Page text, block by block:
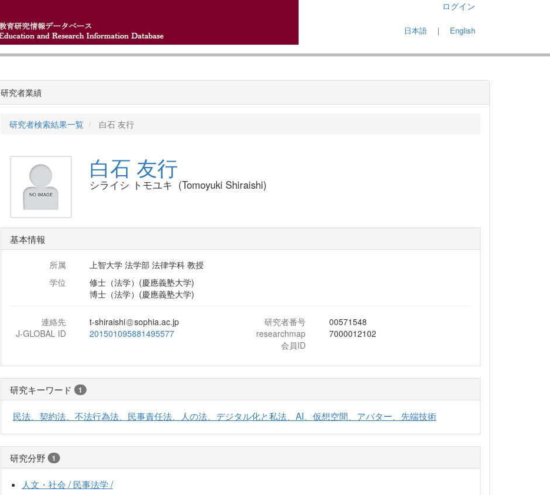
ログイン
日本語 ｜ English
研究者業績
研究者検索結果一覧 白石 友行
白石 友行
シライシ トモユキ (Tomoyuki Shiraishi)
基本情報
所属
上智大学 法学部 法律学科 教授
学位
修士（法学）(慶應義塾大学)
博士（法学）(慶應義塾大学)
連絡先 t-shiraishi sophia.ac.jp 研究者番号
00571548
J-GLOBAL ID
201501095881495577
researchmap
会員ID
7000012102
研究キーワード 1
民法、契約法、不法行為法、民事責任法、人の法、デジタル化と私法、AI、仮想空間、アバター、先端技術
研究分野 1
人文・社会 / 民事法学 /